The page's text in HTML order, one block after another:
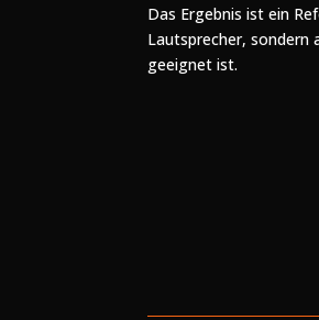
Das Ergebnis ist ein
Lautsprecher, sondern
geeignet ist.